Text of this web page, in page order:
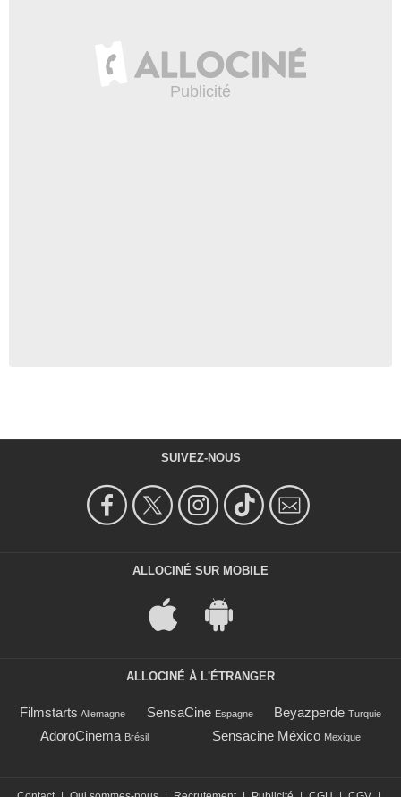
SUIVEZ-NOUS
ALLOCINÉ SUR MOBILE
ALLOCINÉ À L'ÉTRANGER
Filmstarts Allemagne SensaCine Espagne Beyazperde Turquie
AdoroCinema Brésil Sensacine México Mexique